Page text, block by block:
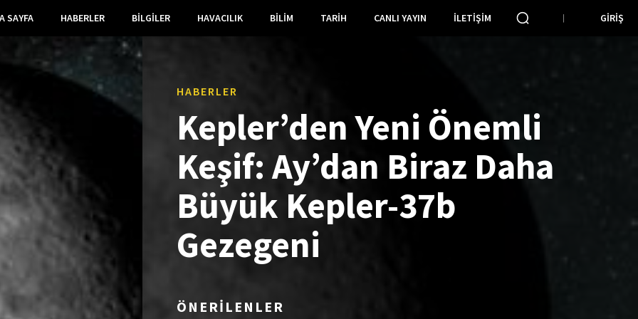
SAYFA HABERLER BILGILER HAVACILIK BILIM TARIH CANLI YAYIN İLETIŞIM GIRIŞ
HABERLER
Kepler’den Yeni Önemli
Keşif: Ay’dan Biraz Daha
Büyük Kepler-37b
Gezegeni
ÖNERİLENLER